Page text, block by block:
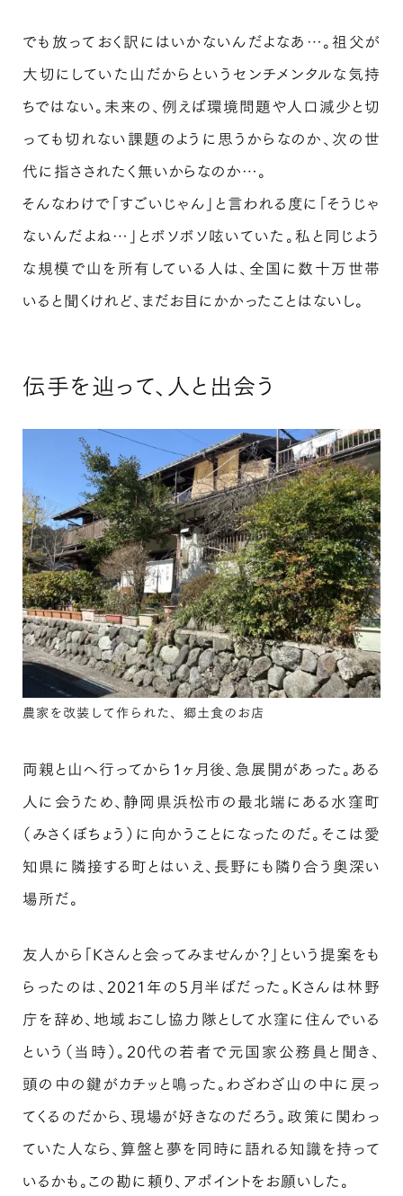
でも放っておく訳にはいかないんだよなあ…。祖父が
大切にしていた山だからというセンチメンタルな気持
ちではない。未来の、例えば環境問題や人口減少と切
っても切れない課題のように思うからなのか、次の世
代に指さされたく無いからなのか…。
そんなわけで「すごいじゃん」と言われる度に「そうじゃ
ないんだよね…」とボソボソ呟いていた。私と同じよう
な規模で山を所有している人は、全国に数十万世帯
いると聞くけれど、まだお目にかかったことはないし。
伝手を辿って、人と出会う
農家を改装して作られた、郷土食のお店
両親と山へ行ってから1ヶ月後、急展開があった。ある
人に会うため、静岡県浜松市の最北端にある水窪町
（みさくぼちょう）に向かうことになったのだ。そこは愛
知県に隣接する町とはいえ、長野にも隣り合う奥深い
場所だ。
友人から「Kさんと会ってみませんか？」という提案をも
らったのは、2021年の5月半ばだった。Kさんは林野
庁を辞め、地域おこし協力隊として水窪に住んでいる
という（当時）。20代の若者で元国家公務員と聞き、
頭の中の鍵がカチッと鳴った。わざわざ山の中に戻っ
てくるのだから、現場が好きなのだろう。政策に関わっ
ていた人なら、算盤と夢を同時に語れる知識を持って
いるかも。この勘に頼り、アポイントをお願いした。